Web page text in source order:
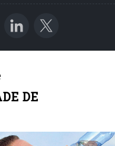
DE